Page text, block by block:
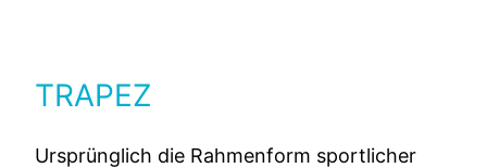
TRAPEZ
Ursprünglich die Rahmenform sportlicher